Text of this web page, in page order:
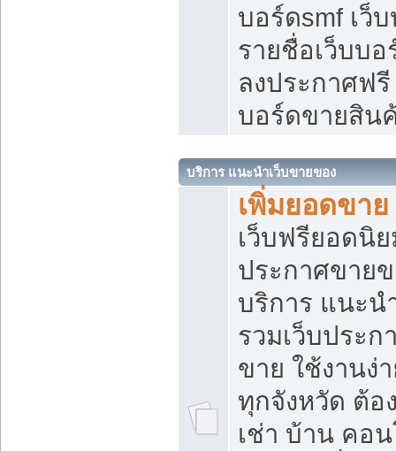
บอร์ดsmf เว็
รายชื่อเว็บบ
ลงประกาศฟรี
บอร์ดขายสิน
บริการ แนะนำเว็บขายของ
เพิ่มยอดขา
เว็บฟรียอดนิ
ประกาศขาย
บริการ แนะน
รวมเว็บประก
ขาย ใช้งานง่
ทุกจังหวัด ต้อ
เช่า บ้าน คอ